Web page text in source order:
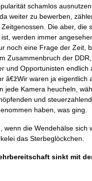
schamlos
weiter zu bewerben,
Die aber, die
werden immer
noch eine Frage der Zeit,
Zusammenbruch der
und Opportunisten endlich
â€žWir waren ja eigentlich
jede Kamera heucheln,
und
haben, was ging.
wenn die Wendehälse sich
das Sterbeglöckchen.
sinkt mit